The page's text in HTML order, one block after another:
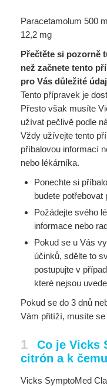
Paracetamolum 500
12,2 mg
Přečtěte si pozorně
než začnete tento
pro Vás důležité
Tento přípravek je
Přesto však musíte
užívat pečlivě podle
Vždy užívejte tento
příbalovou informací
nebo lékárníka.
Ponechte si
budete potřebovat
Požádejte svého
informace nebo
Pokud se u Vás
účinků, sdělte to
postupujte v
které nejsou
Pokud se do 3 dnů
Vám přitíží, musíte se
1
Co je Vicks
citrón a k
Vicks SymptoMed